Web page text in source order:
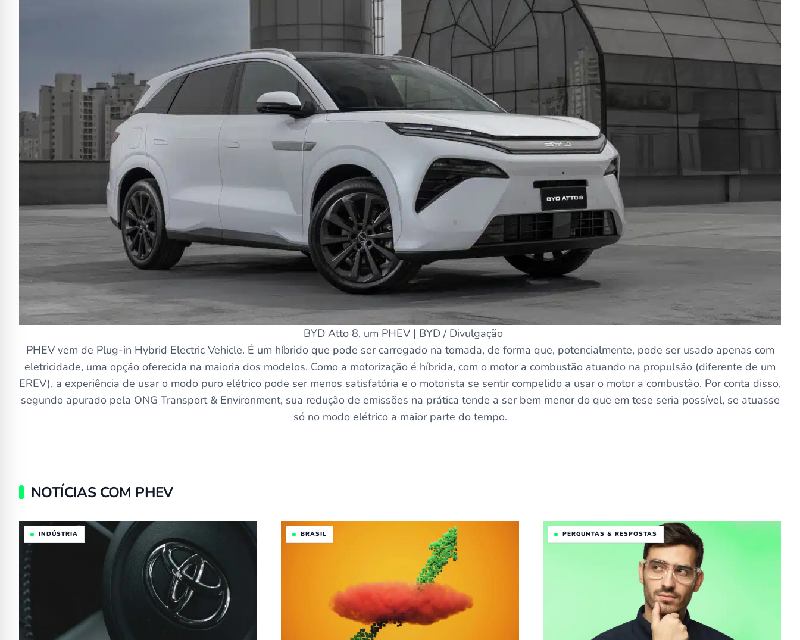
BYD Atto 8, um PHEV | BYD / Divulgação
PHEV vem de Plug-in Hybrid Electric Vehicle. É um híbrido que pode ser carregado na tomada, de forma que, potencialmente, pode ser usado apenas com
eletricidade, uma opção oferecida na maioria dos modelos. Como a motorização é híbrida, com o motor a combustão atuando na propulsão (diferente de um
EREV), a experiência de usar o modo puro elétrico pode ser menos satisfatória e o motorista se sentir compelido a usar o motor a combustão. Por conta disso,
segundo apurado pela ONG Transport & Environment, sua redução de emissões na prática tende a ser bem menor do que em tese seria possível, se atuasse
só no modo elétrico a maior parte do tempo.
NOTÍCIAS COM PHEV
INDÚSTRIA BRASIL PERGUNTAS & RESPOSTAS